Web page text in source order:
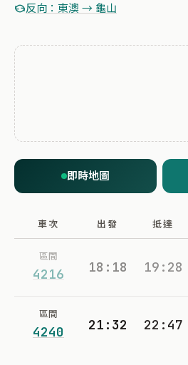
反向：東澳 → 龜山
即時地圖
車次 出發 抵達
區間
4216 18:18 19:28
區間
4240 21:32 22:47